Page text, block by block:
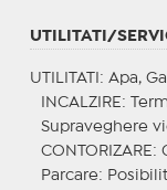
UTILITATI/
UTILITATI : Apa,
INCALZIRE :
Supraveghere
CONTORIZARE :
Parcare: